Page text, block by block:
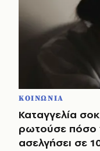
ΚΟΙΝΩΝΙΑ
Καταγγελία
ρωτούσε πόσο
ασελγήσει σε